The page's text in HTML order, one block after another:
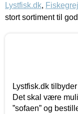
Lystfisk.dk,
stort sortiment til
Lystfisk.dk
Det skal være
”sofaen” og